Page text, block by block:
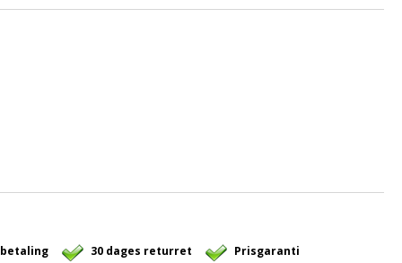
30 dages returret Prisgaranti